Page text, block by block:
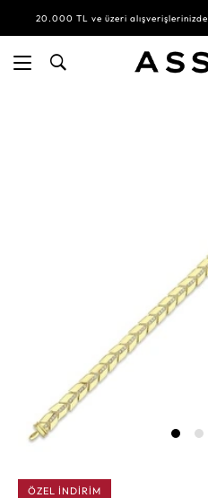
20.000 TL ve üzeri alışverişlerinizde
ÖZEL İNDİRİM